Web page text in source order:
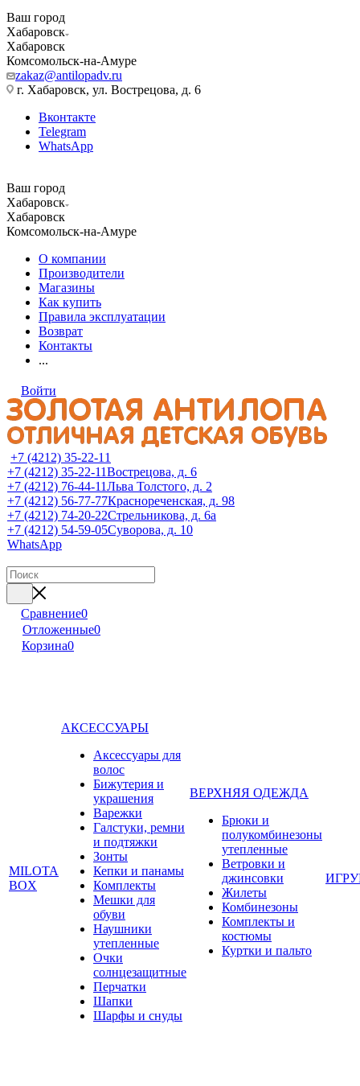
Ваш город
Хабаровск
Хабаровск
Комсомольск-на-Амуре
zakaz@antilopadv.ru
г. Хабаровск, ул. Вострецова, д. 6
Вконтакте
Telegram
WhatsApp
Ваш город
Хабаровск
Хабаровск
Комсомольск-на-Амуре
О компании
Производители
Магазины
Как купить
Правила эксплуатации
Возврат
Контакты
...
Войти
+7 (4212) 35-22-11
+7 (4212) 35-22-11Вострецова, д. 6
+7 (4212) 76-44-11Льва Толстого, д. 2
+7 (4212) 56-77-77Краснореченская, д. 98
+7 (4212) 74-20-22Стрельникова, д. 6а
+7 (4212) 54-59-05Суворова, д. 10
WhatsApp
Сравнение0
Отложенные0
Корзина0
MILOTA
BOX
АКСЕССУАРЫ
Аксессуары для
волос
Бижутерия и
украшения
Варежки
Галстуки, ремни
и подтяжки
Зонты
Кепки и панамы
Комплекты
Мешки для
обуви
Наушники
утепленные
Очки
солнцезащитные
Перчатки
Шапки
Шарфы и снуды
ВЕРХНЯЯ ОДЕЖДА
Брюки и
полукомбинезоны
утепленные
Ветровки и
джинсовки
Жилеты
Комбинезоны
Комплекты и
костюмы
Куртки и пальто